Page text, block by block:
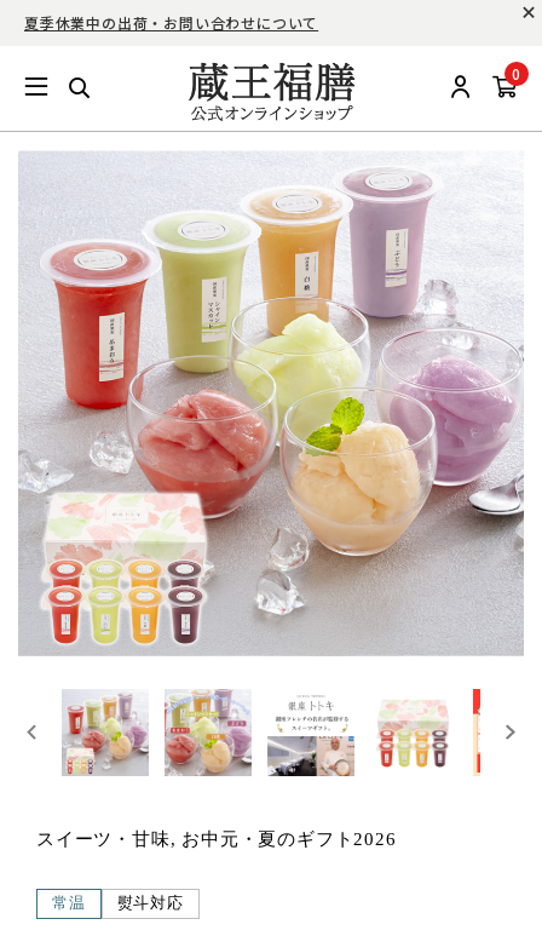
夏季休業中の出荷・お問い合わせについて
0
スイーツ・甘味, お中元・夏のギフト2026
常温 熨斗対応